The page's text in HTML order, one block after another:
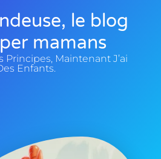
le blog
mamans
Principes, Maintenant J’ai
Enfants.